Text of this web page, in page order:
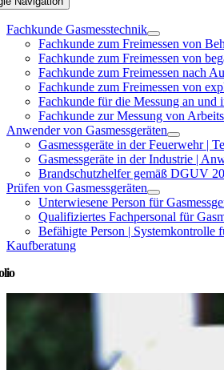
Fachkunde Gasmesstechnik
Fachkunde zum Freimessen von
Fachkunde zum Freimessen von
Fachkunde zum Freimessen nach
Fachkunde zum Freimessen von
Fachkunde für die Messung an
Fachkunde zur Messung von
Anwender von Gasmessgeräten
Gasmessgeräte in der Feuerwehr |
Gasmessgeräte in der Industrie |
Brandschutzhelfer gemäß DGUV
Prüfen von Gasmessgeräten
Unterwiesene Person für
Qualifiziertes Fachpersonal für
Befähigte Person | Systemkontrolle
Kaufberatung